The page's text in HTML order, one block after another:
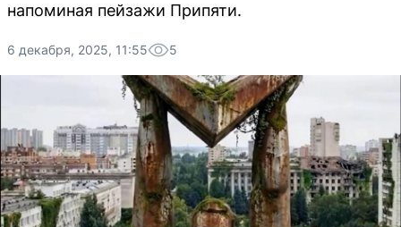
напоминая пейзажи Припяти.
6 декабря, 2025, 11:55 5